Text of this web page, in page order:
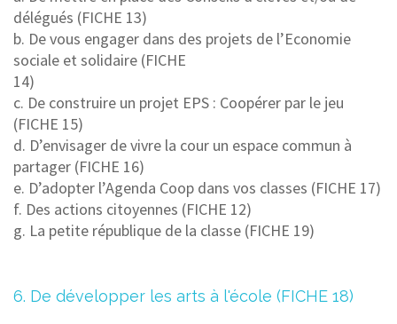
délégués (FICHE 13)
b. De vous engager dans des projets de l’Economie
sociale et solidaire (FICHE
14)
c. De construire un projet EPS : Coopérer par le jeu
(FICHE 15)
d. D’envisager de vivre la cour un espace commun à
partager (FICHE 16)
e. D’adopter l’Agenda Coop dans vos classes (FICHE 17)
f. Des actions citoyennes (FICHE 12)
g. La petite république de la classe (FICHE 19)
6. De développer les arts à l'école (FICHE 18)